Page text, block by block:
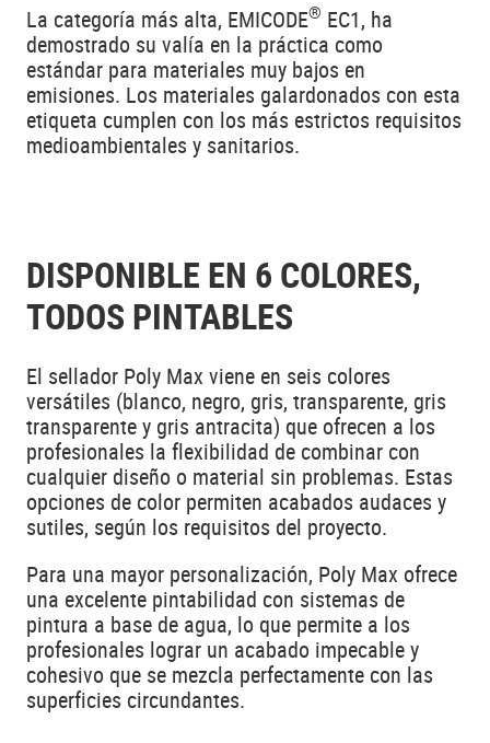
La categoría más alta, EMICODE® EC1, ha
demostrado su valía en la práctica como
estándar para materiales muy bajos en
emisiones. Los materiales galardonados con esta
etiqueta cumplen con los más estrictos requisitos
medioambientales y sanitarios.
DISPONIBLE EN 6 COLORES,
TODOS PINTABLES
El sellador Poly Max viene en seis colores
versátiles (blanco, negro, gris, transparente, gris
transparente y gris antracita) que ofrecen a los
profesionales la flexibilidad de combinar con
cualquier diseño o material sin problemas. Estas
opciones de color permiten acabados audaces y
sutiles, según los requisitos del proyecto.
Para una mayor personalización, Poly Max ofrece
una excelente pintabilidad con sistemas de
pintura a base de agua, lo que permite a los
profesionales lograr un acabado impecable y
cohesivo que se mezcla perfectamente con las
superficies circundantes.